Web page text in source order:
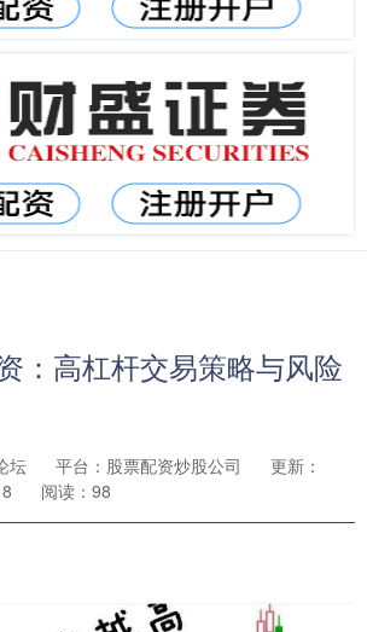
：高杠杆交易策略与风险
坛 平台：股票配资炒股公司
更新：
阅读：98